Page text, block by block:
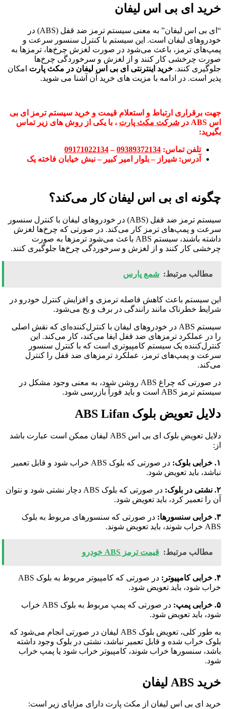
خرید ای بی اس لیفان
“ای بی اس لیفان” به معنی سیستم ترمز ضد قفل (ABS) در
خودروهای لیفان است. این سیستم با کنترل سنسور سرعت و
پمپ‌های ترمز، باعث می‌شود در صورت لغزش چرخ‌ها، ترمزها به
صورت چرخشی کار کنند و از لغزش و سرخوردگی چرخ‌ها
جلوگیری کنند. خرید اینترنتی ای بی اس لیفان در مکث پارت امکان
پذیر است. در ادامه با مزیت های خرید آن آشنا می شوید.
جهت برقراری ارتباط و استعلام قیمت و خرید سیستم ترمز ای بی
اس ABS در
شرکت مکث پارت ، با یکی از روش های زیر تماس
بگیرید:
تلفن تماس: 09389372134
–
09171022134
آدرس: شیراز – بلوار امیر کبیر – نبش خیابان فاخته یک
چگونه ای بی اس لیفان کار می‌کند؟
سیستم ترمز ضد قفل (ABS) در خودروهای لیفان با کنترل سنسور
سرعت و پمپ‌های ترمز کار می‌کند. در صورتی که چرخ‌ها لغزش
داشته باشند، سیستم ABS باعث می‌شود ترمزها به صورت
چرخشی کار کنند و از لغزش و سرخوردگی چرخ‌ها جلوگیری کنند.
مطالب مرتبط: شمع پارس
این سیستم باعث کاهش فاصله ترمزی و افزایش کنترل خودرو در
شرایط خطرناک مانند رانندگی در برف و یخ می‌شود.
سیستم ABS در خودروهای لیفان با کنترل‌کننده‌ای که نقش اصلی
را در عملکرد ترمزهای ضد قفل ایفا می‌کند، کار می‌کند. این
کنترل‌کننده یک سیستم کامپیوتری است که با کنترل سنسور
سرعت و پمپ‌های ترمز، عملکرد ترمزهای ضد قفل را کنترل
می‌کند.
در صورتی که چراغ ABS روشن شود، به معنی وجود مشکل در
سیستم ترمز ABS است و باید فوراً بازرسی شود.
دلایل تعویض بلوک ABS Lifan
دلایل تعویض بلوک ای بی اس ABS لیفان ممکن است عبارت باشد
از:
۱. خرابی بلوک:
در صورتی که بلوک ABS خراب شود و قابل تعمیر
نباشد، باید تعویض شود.
۲. نشتی در بلوک:
در صورتی که بلوک ABS دچار نشتی شود و نتوان
آن را تعمیر کرد، باید تعویض شود.
۳. خرابی سنسورها:
در صورتی که سنسورهای مربوط به بلوک
ABS خراب شوند، باید تعویض شوند.
مطالب مرتبط: قیمت ترمز ABS خودرو
۴. خرابی کامپیوتر:
در صورتی که کامپیوتر مربوط به بلوک ABS
خراب شود، باید تعویض شود.
۵. خرابی پمپ:
در صورتی که پمپ مربوط به بلوک ABS خراب
شود، باید تعویض شود.
به طور کلی، تعویض بلوک ABS لیفان در صورتی انجام می‌شود که
بلوک خراب شده و قابل تعمیر نباشد، نشتی در بلوک وجود داشته
باشد، سنسورها خراب شوند، کامپیوتر خراب شود یا پمپ خراب
شود.
خرید ABS لیفان
خرید ای بی اس لیفان از مکث پارت دارای مزایای زیر است: